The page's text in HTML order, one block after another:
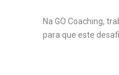
Na GO Coaching,
para que este